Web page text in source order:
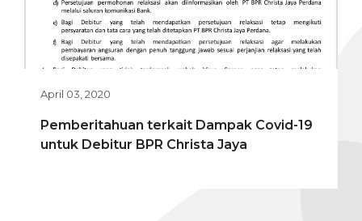
April 03, 2020
Pemberitahuan terkait Dampak Covid-19
untuk Debitur BPR Christa Jaya